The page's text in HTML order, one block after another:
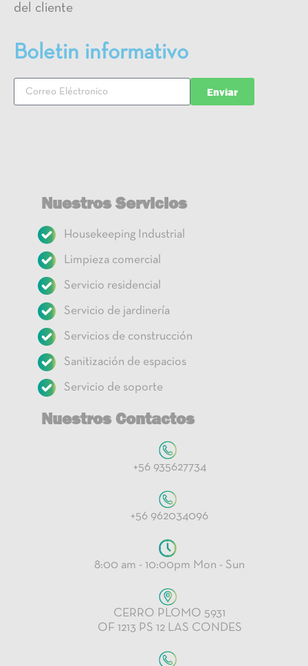
del cliente
Boletin informativo
Enviar
Nuestros Servicios
Housekeeping Industrial
Limpieza comercial
Servicio residencial
Servicio de jardinería
Servicios de construcción
Sanitización de espacios
Servicio de soporte
Nuestros Contactos
+56 935627734
+56 962034096
8:00 am - 10:00pm Mon - Sun
CERRO PLOMO 5931
OF 1213 PS 12 LAS CONDES